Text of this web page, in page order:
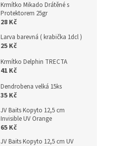
Krmítko Mikado Drátěné s
Protektorem 25gr
28 Kč
Larva barevná ( krabička 1dcl )
25 Kč
Krmítko Delphin TRECTA
41 Kč
Dendrobena velká 15ks
35 Kč
JV Baits Kopyto 12,5 cm
Invisible UV Orange
65 Kč
JV Baits Kopyto 12,5 cm UV